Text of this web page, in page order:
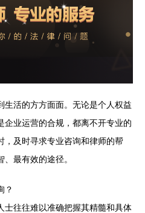
生活的方方面面。无论是个人权益
企业运营的合规，都离不开专业的
，及时寻求专业咨询和律师的帮
最有效的途径。
？
士往往难以准确把握其精髓和具体